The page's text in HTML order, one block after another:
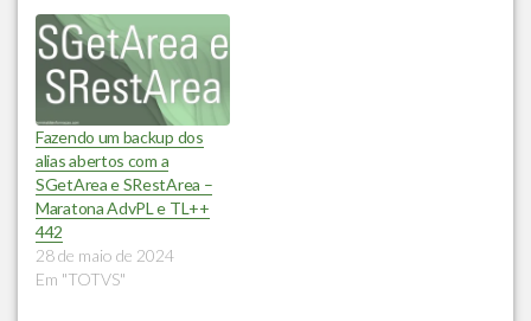
Fazendo um backup dos
alias abertos com a
SGetArea e SRestArea –
Maratona AdvPL e TL++
442
28 de maio de 2024
Em "TOTVS"